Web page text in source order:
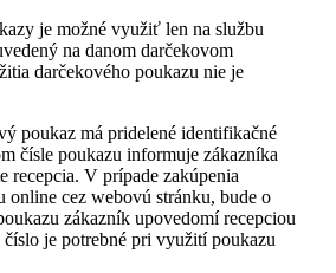
je možné využiť len na službu
na danom darčekovom
darčekového poukazu nie je
poukaz má pridelené identifikačné
čísle poukazu informuje zákazníka
recepcia. V prípade zakúpenia
online cez webovú stránku, bude o
zákazník upovedomí recepciou
je potrebné pri využití poukazu